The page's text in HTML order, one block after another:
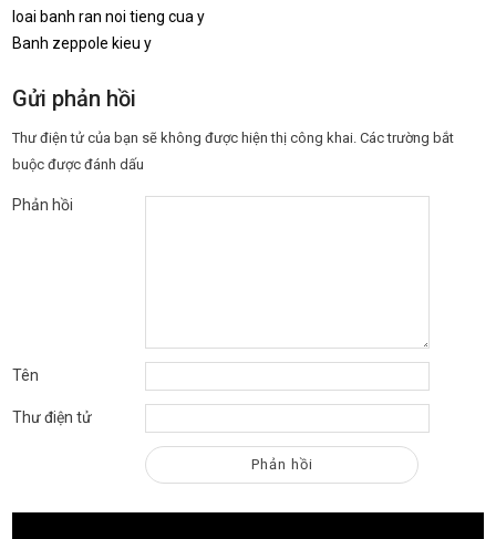
loai banh ran noi tieng cua y
Banh zeppole kieu y
Gửi phản hồi
Thư điện tử của bạn sẽ không được hiện thị công khai. Các trường bắt
buộc được đánh dấu
Phản hồi
Tên
Thư điện tử